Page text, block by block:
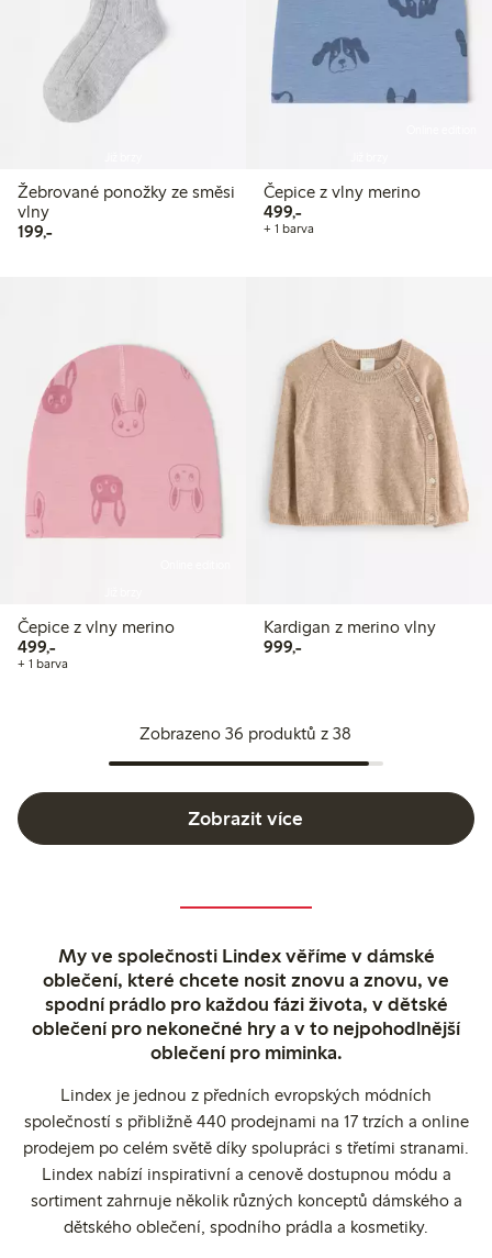
Žebrované ponožky ze směsi
vlny
199,-199,00 Kč
Čepice z vlny merino
499,-499,00 Kč
+ 1 barva
Čepice z vlny merino
499,-499,00 Kč
+ 1 barva
Kardigan z merino vlny
999,-999,00 Kč
Zobrazeno 36 produktů z 38
Zobrazit více
My ve společnosti Lindex věříme v dámské
oblečení, které chcete nosit znovu a znovu, ve
spodní prádlo pro každou fázi života, v dětské
oblečení pro nekonečné hry a v to nejpohodlnější
oblečení pro miminka.
Lindex je jednou z předních evropských módních
společností s přibližně 440 prodejnami na 17 trzích a online
prodejem po celém světě díky spolupráci s třetími stranami.
Lindex nabízí inspirativní a cenově dostupnou módu a
sortiment zahrnuje několik různých konceptů dámského a
dětského oblečení, spodního prádla a kosmetiky.